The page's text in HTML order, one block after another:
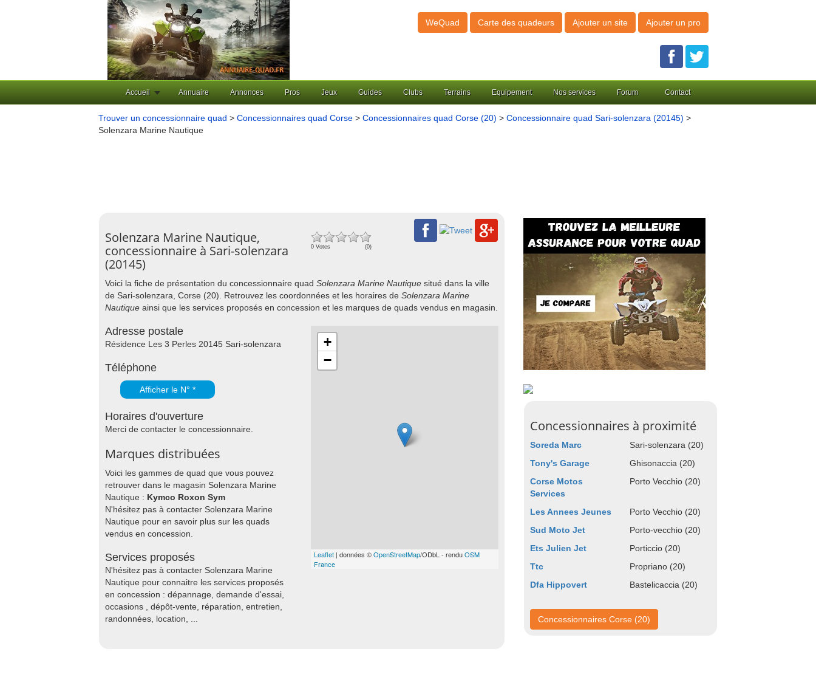
WeQuad Carte des quadeurs Ajouter un site Ajouter un pro
Accueil Annuaire Annonces Pros Jeux Guides Clubs Terrains Equipement Nos services Forum Contact
Trouver un concessionnaire quad > Concessionnaires quad Corse > Concessionnaires quad Corse (20) > Concessionnaire quad Sari-solenzara (20145) >
Solenzara Marine Nautique
Solenzara Marine Nautique,
concessionnaire à Sari-solenzara
(20145)
0 Votes (0)
Voici la fiche de présentation du concessionnaire quad Solenzara Marine Nautique situé dans la ville
de Sari-solenzara, Corse (20). Retrouvez les coordonnées et les horaires de Solenzara Marine
Nautique ainsi que les services proposés en concession et les marques de quads vendus en magasin.
Adresse postale
Résidence Les 3 Perles 20145 Sari-solenzara
Téléphone
Afficher le N° *
Horaires d'ouverture
Merci de contacter le concessionnaire.
Marques distribuées
Voici les gammes de quad que vous pouvez
retrouver dans le magasin Solenzara Marine
Nautique : Kymco Roxon Sym
N'hésitez pas à contacter Solenzara Marine
Nautique pour en savoir plus sur les quads
vendus en concession.
Services proposés
N'hésitez pas à contacter Solenzara Marine
Nautique pour connaitre les services proposés
en concession : dépannage, demande d'essai,
occasions , dépôt-vente, réparation, entretien,
randonnées, location, ...
+
−
Leaflet | données ©OpenStreetMap/ODbL - renduOSM
France
Concessionnaires à proximité
Soreda Marc
Sari-solenzara (20)
Tony's Garage
Ghisonaccia (20)
Corse Motos
Services
Porto Vecchio (20)
Les Annees Jeunes
Porto Vecchio (20)
Sud Moto Jet
Porto-vecchio (20)
Ets Julien Jet
Porticcio (20)
Ttc
Propriano (20)
Dfa Hippovert
Bastelicaccia (20)
Concessionnaires Corse (20)